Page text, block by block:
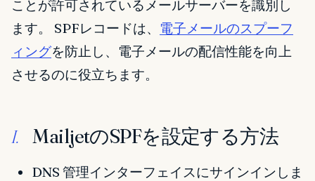
ことが許可されているメールサーバーを識別し
ます。 SPFレコードは、 電子メールのスプーフ
ィングを防止し、電子メールの配信性能を向上
させるのに役立ちます。
I. MailjetのSPFを設定する方法
DNS 管理インターフェイスにサインインしま